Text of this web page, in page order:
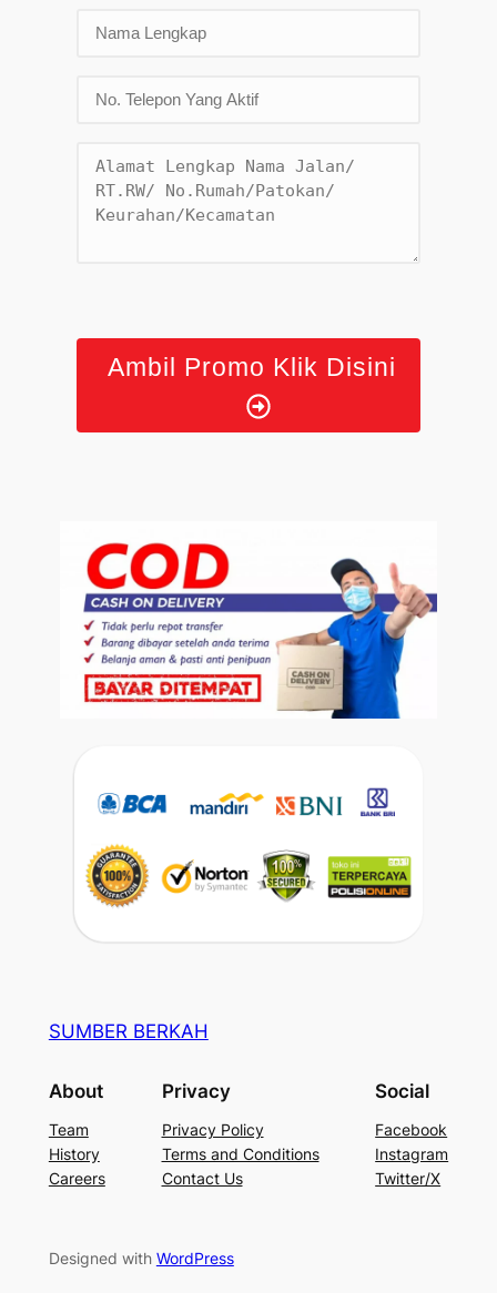
Ambil Promo Klik Disini
SUMBER BERKAH
About
Team
History
Careers
Privacy
Privacy Policy
Terms and Conditions
Contact Us
Social
Facebook
Instagram
Twitter/X
Designed with WordPress